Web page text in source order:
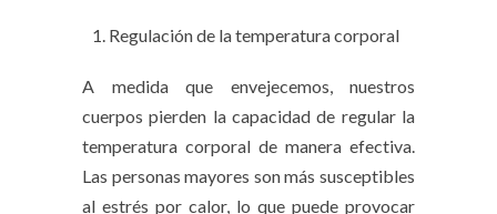
Regulación de la temperatura corporal
A medida que envejecemos, nuestros
cuerpos pierden la capacidad de regular la
temperatura corporal de manera efectiva.
Las personas mayores son más susceptibles
al estrés por calor, lo que puede provocar